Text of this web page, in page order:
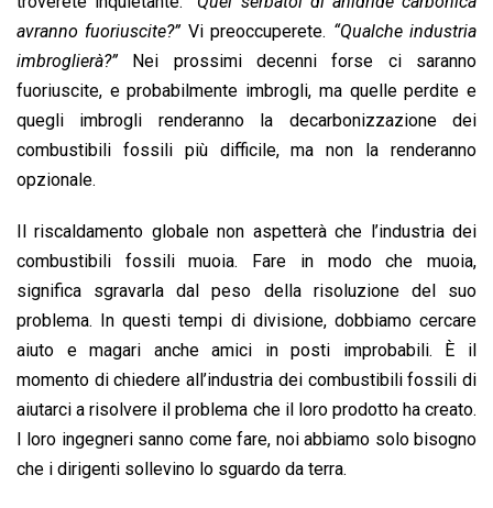
avranno fuoriuscite?”Vi preoccuperete. “Qualche industria
imbroglierà?” Nei prossimi decenni forse ci saranno
fuoriuscite, e probabilmente imbrogli, ma quelle perdite e
quegli imbrogli renderanno la decarbonizzazione dei
combustibili fossili più difficile, ma non la renderanno
opzionale.
Il riscaldamento globale non aspetterà che l’industria dei
combustibili fossili muoia. Fare in modo che muoia,
significa sgravarla dal peso della risoluzione del suo
problema. In questi tempi di divisione, dobbiamo cercare
aiuto e magari anche amici in posti improbabili. È il
momento di chiedere all’industria dei combustibili fossili di
aiutarci a risolvere il problema che il loro prodotto ha creato.
I loro ingegneri sanno come fare, noi abbiamo solo bisogno
che i dirigenti sollevino lo sguardo da terra.